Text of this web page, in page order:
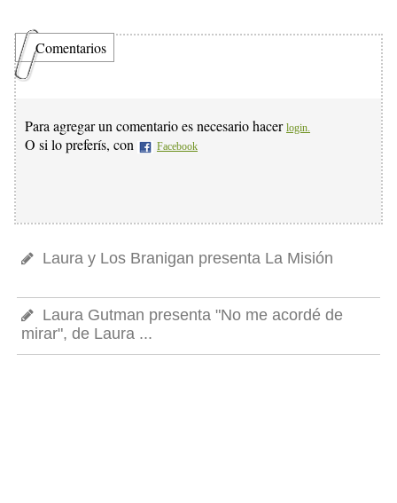
Comentarios
Para agregar un comentario es necesario hacer login.
O si lo preferís, con Facebook
Laura y Los Branigan presenta La Misión
Laura Gutman presenta "No me acordé de
mirar", de Laura ...